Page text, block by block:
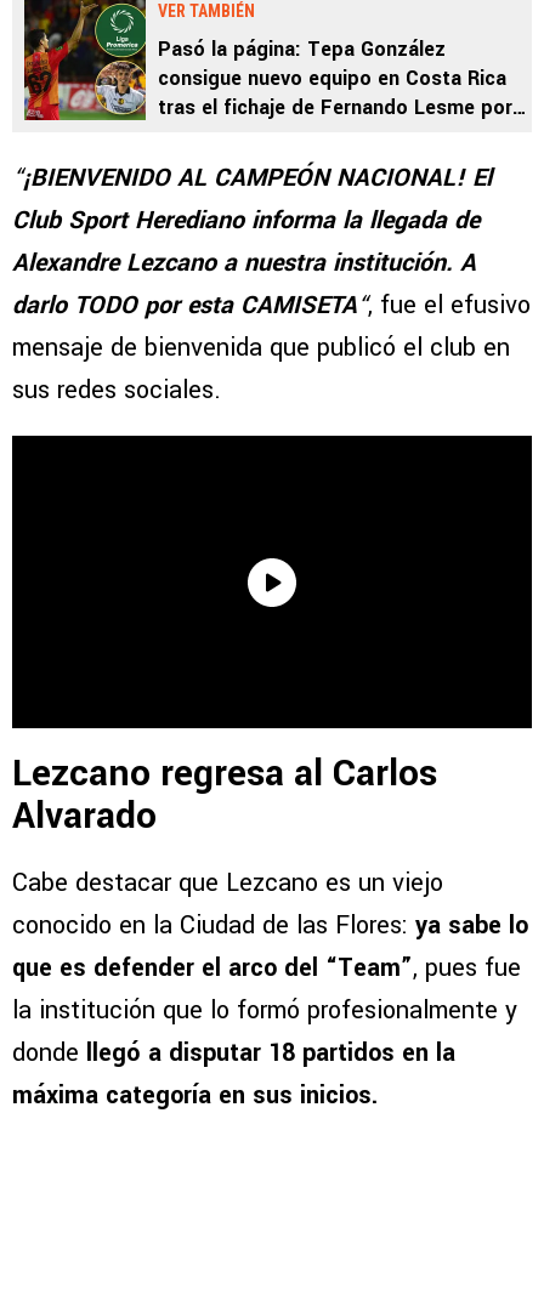
VER TAMBIÉN
Pasó la página: Tepa González
consigue nuevo equipo en Costa Rica
tras el fichaje de Fernando Lesme por
“¡BIENVENIDO AL CAMPEÓN NACIONAL! El
Club Sport Herediano informa la llegada de
Alexandre Lezcano a nuestra institución. A
darlo TODO por esta CAMISETA“, fue el efusivo
mensaje de bienvenida que publicó el club en
sus redes sociales.
Lezcano regresa al Carlos
Alvarado
Cabe destacar que Lezcano es un viejo
conocido en la Ciudad de las Flores: ya sabe lo
que es defender el arco del “Team”, pues fue
la institución que lo formó profesionalmente y
donde llegó a disputar 18 partidos en la
máxima categoría en sus inicios.